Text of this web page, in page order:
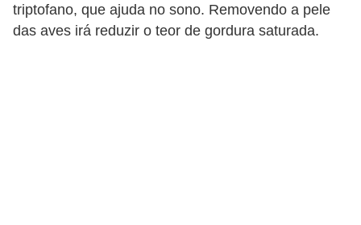
triptofano, que ajuda no sono. Removendo a pele
das aves irá reduzir o teor de gordura saturada.